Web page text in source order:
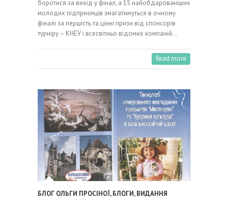
боротися за вихід у фінал, а 15 найобдарованіших
молодих підприємців змагатимуться в очному
фіналі за першість та цінні призи від спонсорів
турніру – КНЕУ і всесвітньо відомих компаній…
Read more
БЛОГ ОЛЬГИ ПРОСІНОЇ,БЛОГИ,ВИДАННЯ